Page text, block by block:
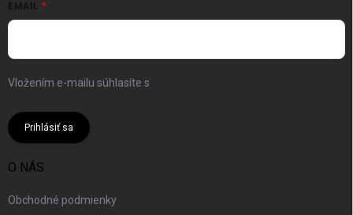
EMAIL
Vložením e-mailu súhlasíte s
Prihlásiť sa
O NÁS
Obchodné podmienky